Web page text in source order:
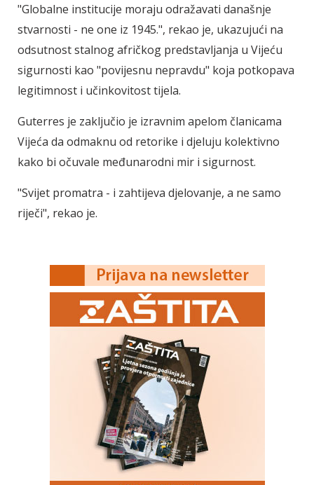
"Globalne institucije moraju odražavati današnje
stvarnosti - ne one iz 1945.", rekao je, ukazujući na
odsutnost stalnog afričkog predstavljanja u Vijeću
sigurnosti kao "povijesnu nepravdu" koja potkopava
legitimnost i učinkovitost tijela.
Guterres je zaključio je izravnim apelom članicama
Vijeća da odmaknu od retorike i djeluju kolektivno
kako bi očuvale međunarodni mir i sigurnost.
"Svijet promatra - i zahtijeva djelovanje, a ne samo
riječi", rekao je.